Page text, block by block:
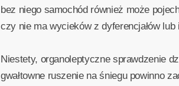
bez niego samochód również może
czy nie ma wycieków z dyferencjałów lub
Niestety, organoleptyczne sprawdzenie
gwałtowne ruszenie na śniegu powinno